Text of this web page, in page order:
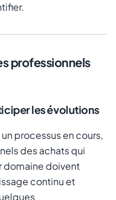
professionnels
les évolutions
processus en cours,
des achats qui
domaine doivent
continu et